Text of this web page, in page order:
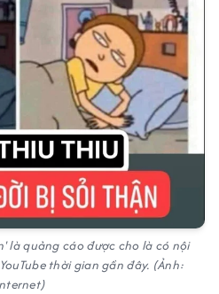
là quảng cáo được cho là có nội
thời gian gần đây. (Ảnh: